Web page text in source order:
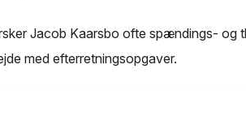
Jacob Kaarsbo ofte spændings- og
med efterretningsopgaver.